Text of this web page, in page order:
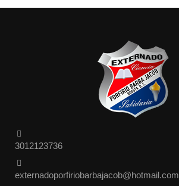
3012123736
externadoporfiriobarbajacob@hotmail.com